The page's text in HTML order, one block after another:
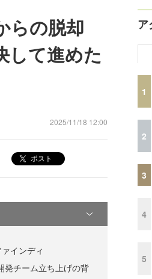
らの脱却
して進めた
2025/11/18 12:00
ポスト
インディ
発チーム立ち上げの背
ア
1
2
3
4
5